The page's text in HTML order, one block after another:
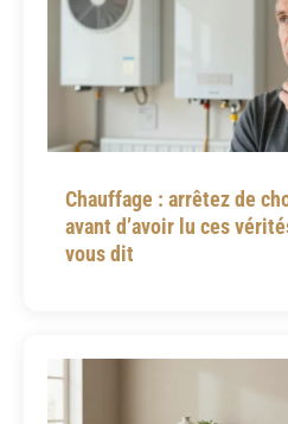
Chauffage : arrêtez de
avant d’avoir lu ces
vous dit